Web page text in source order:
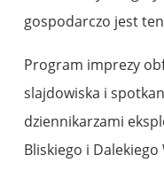
gospodarczo jest
Program imprezy
slajdowiska i
dziennikarzami
Bliskiego i